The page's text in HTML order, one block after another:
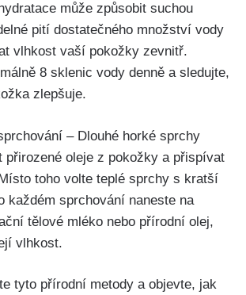
může ​způsobit suchou
​pití‌ dostatečného⁤ množství vody
vlhkost⁢ vaší ⁣pokožky zevnitř.
8‌ sklenic vody denně a ⁤sledujte,
‌zlepšuje.
– Dlouhé horké sprchy
přirozené oleje z pokožky a přispívat
toho volte teplé sprchy⁣ s ‌kratší
⁣každém sprchování naneste na
tělové mléko ‍nebo⁢ přírodní⁢ olej,
vlhkost.
tyto přírodní ​metody ‌a objevte, ‍jak